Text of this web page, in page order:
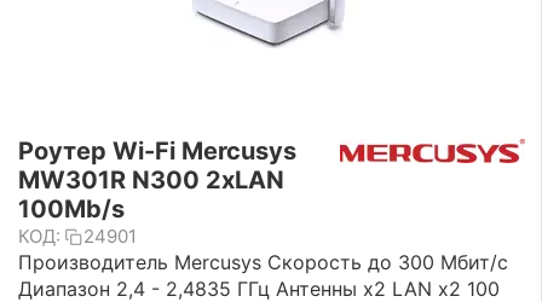
Роутер Wi-Fi Mercusys
MW301R N300 2xLAN
100Mb/s
КОД: 24901
Производитель Mercusys Скорость до 300 Мбит/с
Диапазон 2,4 - 2,4835 ГГц Антенны x2 LAN х2 100